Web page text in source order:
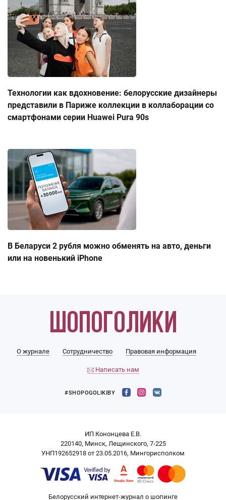
Технологии как вдохновение: белорусские дизайнеры
представили в Париже коллекции в коллаборации со
смартфонами серии Huawei Pura 90s
В Беларуси 2 рубля можно обменять на авто, деньги
или на новенький iPhone
О журнале Сотрудничество Правовая информация
Написать нам
#SHOPOGOLIKIBY
ИП Кононцева Е.В.
220140, Минск, Лещинского, 7-225
УНП192652918 от 23.05.2016, Мингорисполком
Белорусский интернет-журнал о шопинге